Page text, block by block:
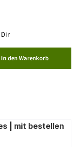
In den Warenkorb
| mit bestellen